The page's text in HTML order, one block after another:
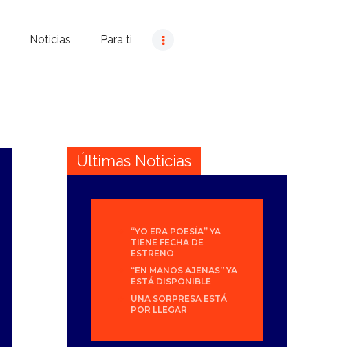
Noticias Para ti
Últimas Noticias
“YO ERA POESÍA” YA
TIENE FECHA DE
ESTRENO
“EN MANOS AJENAS” YA
ESTÁ DISPONIBLE
UNA SORPRESA ESTÁ
POR LLEGAR